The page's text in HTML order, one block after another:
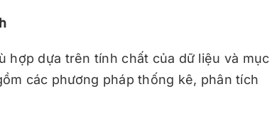
hợp dựa trên tính chất của dữ liệu và mục
các phương pháp thống kê, phân tích